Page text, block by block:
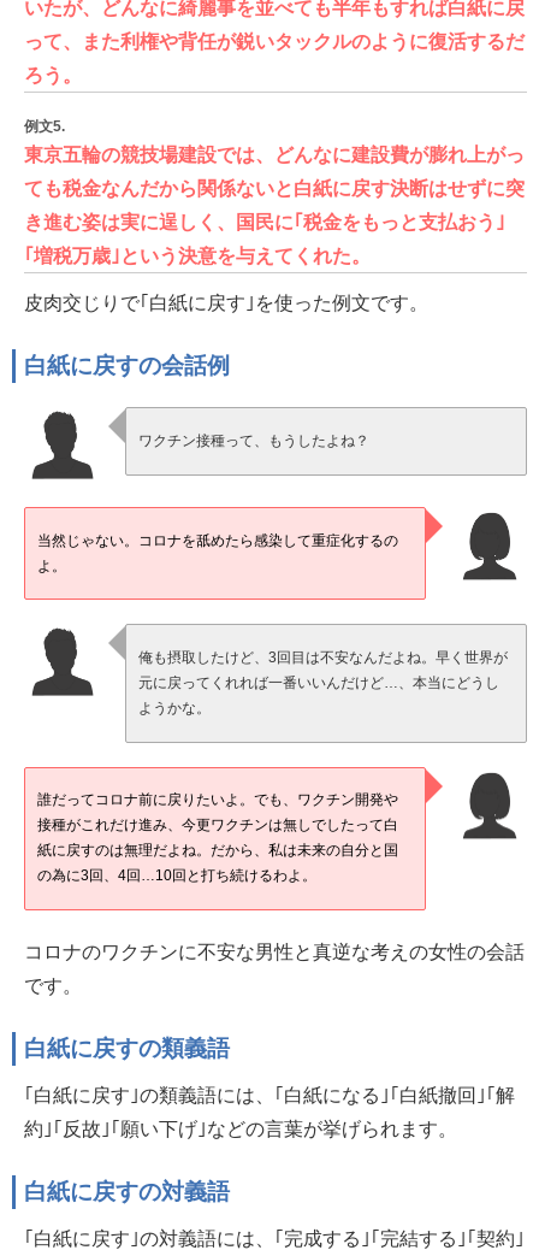
いたが、どんなに綺麗事を並べても半年もすれば白紙に戻
って、また利権や背任が鋭いタックルのように復活するだ
ろう。
例文5.
東京五輪の競技場建設では、どんなに建設費が膨れ上がっ
ても税金なんだから関係ないと白紙に戻す決断はせずに突
き進む姿は実に逞しく、国民に｢税金をもっと支払おう｣
｢増税万歳｣という決意を与えてくれた。
皮肉交じりで｢白紙に戻す｣を使った例文です。
白紙に戻すの会話例
ワクチン接種って、もうしたよね？
当然じゃない。コロナを舐めたら感染して重症化するの
よ。
俺も摂取したけど、3回目は不安なんだよね。早く世界が
元に戻ってくれれば一番いいんだけど…、本当にどうし
ようかな。
誰だってコロナ前に戻りたいよ。でも、ワクチン開発や
接種がこれだけ進み、今更ワクチンは無しでしたって白
紙に戻すのは無理だよね。だから、私は未来の自分と国
の為に3回、4回…10回と打ち続けるわよ。
コロナのワクチンに不安な男性と真逆な考えの女性の会話
です。
白紙に戻すの類義語
｢白紙に戻す｣の類義語には、｢白紙になる｣｢白紙撤回｣｢解
約｣｢反故｣｢願い下げ｣などの言葉が挙げられます。
白紙に戻すの対義語
｢白紙に戻す｣の対義語には、｢完成する｣｢完結する｣｢契約｣